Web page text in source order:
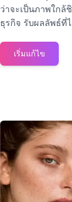
ว่าจะเป็นภาพใก
ธุรกิจ รับผลลัพธ์ที่
เริ่มแก้ไข